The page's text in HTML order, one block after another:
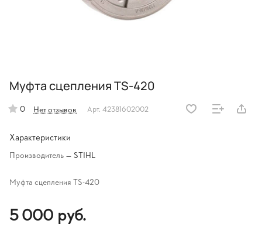
Муфта сцепления TS-420
0 Нет отзывов Арт. 42381602002
Характеристики
Производитель — STIHL
Муфта сцепления TS-420
5 000 руб.